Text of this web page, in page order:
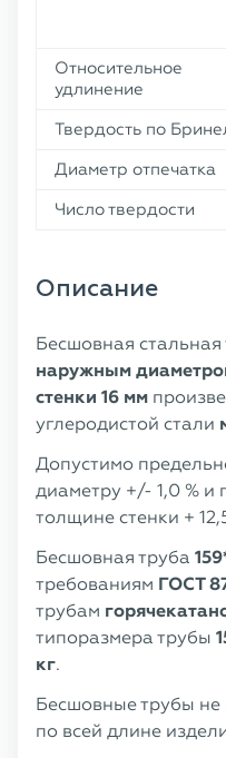
Относительное
удлинение
Твердость по
Диаметр отпечатка
Число твердости
Описание
Бесшовная стальная
наружным
стенки 16 мм
углеродистой стали
Допустимо
диаметру +/- 1,0 % и
толщине стенки +
Бесшовная труба
требованиям ГОСТ
трубам
типоразмера трубы
кг.
Бесшовные трубы
по всей длине